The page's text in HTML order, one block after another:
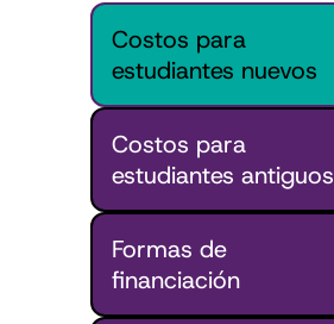
Costos para
estudiantes nuevos
Costos para
estudiantes antiguos
Formas de
financiación